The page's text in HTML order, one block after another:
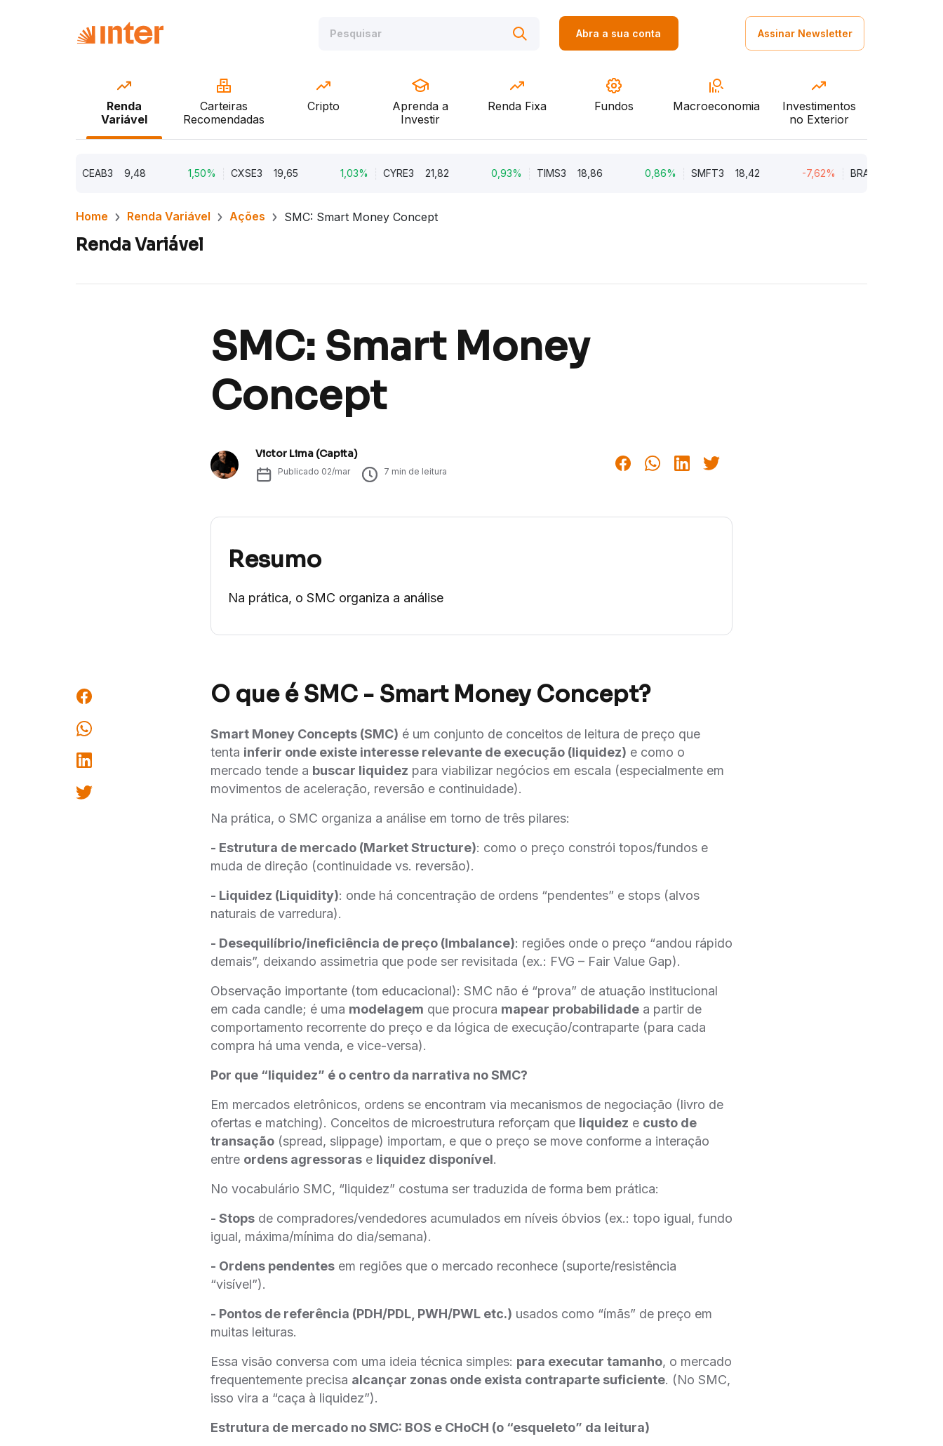
Abra a sua conta Assinar Newsletter
Renda
Variável
Carteiras
Recomendadas
Cripto
Aprenda a
Investir
Renda Fixa Fundos Macroeconomia
Investimentos
no Exterior
CEAB3 9,48 CXSE3 19,65 CYRE3 21,82 0,93% TIMS3 18,86 0,86% SMFT3 18,42 -7,62% BRAV3 18,45
Home Renda Variável Ações SMC: Smart Money Concept
Renda Variável
SMC: Smart Money
Concept
Victor Lima (Capita)
Publicado 02/mar 7 min de leitura
Resumo
Na prática, o SMC organiza a análise
O que é SMC - Smart Money Concept?
Smart Money Concepts (SMC) é um conjunto de conceitos de leitura de preço que
tenta inferir onde existe interesse relevante de execução (liquidez) e como o
mercado tende a buscar liquidez para viabilizar negócios em escala (especialmente em
movimentos de aceleração, reversão e continuidade).
Na prática, o SMC organiza a análise em torno de três pilares:
- Estrutura de mercado (Market Structure): como o preço constrói topos/fundos e
muda de direção (continuidade vs. reversão).
- Liquidez (Liquidity): onde há concentração de ordens “pendentes” e stops (alvos
naturais de varredura).
- Desequilíbrio/ineficiência de preço (Imbalance): regiões onde o preço “andou rápido
demais”, deixando assimetria que pode ser revisitada (ex.: FVG – Fair Value Gap).
Observação importante (tom educacional): SMC não é “prova” de atuação institucional
em cada candle; é uma modelagem que procura mapear probabilidade a partir de
comportamento recorrente do preço e da lógica de execução/contraparte (para cada
compra há uma venda, e vice-versa).
Por que “liquidez” é o centro da narrativa no SMC?
Em mercados eletrônicos, ordens se encontram via mecanismos de negociação (livro de
ofertas e matching). Conceitos de microestrutura reforçam que liquidez e custo de
transação (spread, slippage) importam, e que o preço se move conforme a interação
entre ordens agressoras e liquidez disponível.
No vocabulário SMC, “liquidez” costuma ser traduzida de forma bem prática:
- Stops de compradores/vendedores acumulados em níveis óbvios (ex.: topo igual, fundo
igual, máxima/mínima do dia/semana).
- Ordens pendentes em regiões que o mercado reconhece (suporte/resistência
“visível”).
- Pontos de referência (PDH/PDL, PWH/PWL etc.) usados como “ímãs” de preço em
muitas leituras.
Essa visão conversa com uma ideia técnica simples: para executar tamanho, o mercado
frequentemente precisa alcançar zonas onde exista contraparte suficiente. (No SMC,
isso vira a “caça à liquidez”).
Estrutura de mercado no SMC: BOS e CHoCH (o “esqueleto” da leitura)